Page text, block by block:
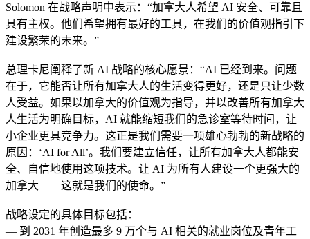
Solomon 在战略声明中表示：“加拿大人希望 AI 安全、可靠且
具有主权。他们希望拥有最好的工具，在我们的价值观指引下
建设繁荣的未来。”
总理卡尼阐释了新 AI 战略的核心愿景：“AI 已经到来。问题
在于，它能否让所有加拿大人的生活变得更好，还是只让少数
人受益。如果以加拿大的价值观为指导，并以改善所有加拿大
人生活为明确目标，AI 就能缩短我们的急诊室等待时间，让
小企业更具竞争力。这正是我们需要一项雄心勃勃的新战略的
原因：‘AI for All’。我们要建立信任，让所有加拿大人都能安
全、自信地使用这项技术。让 AI 为所有人建设一个更强大的
加拿大——这就是我们的使命。”
战略设定的具体目标包括：
— 到 2031 年创造最多 9 万个与 AI 相关的就业岗位及青年工